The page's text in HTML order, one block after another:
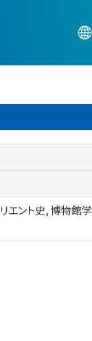
エント史, 博物館学